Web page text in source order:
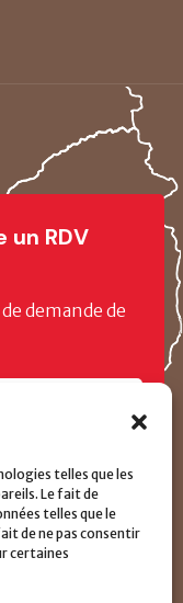
telles que les
Le fait de
telles que le
de ne pas consentir
certaines
un RDV
demande de